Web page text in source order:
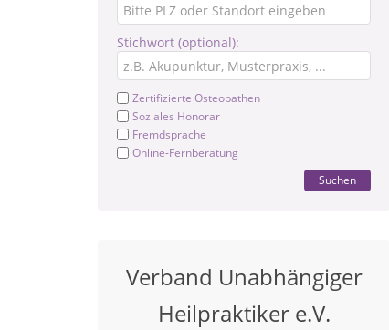
Stichwort (optional):
Zertifizierte Osteopathen
Soziales Honorar
Fremdsprache
Online-Fernberatung
Suchen
Verband Unabhängiger
Heilpraktiker e.V.